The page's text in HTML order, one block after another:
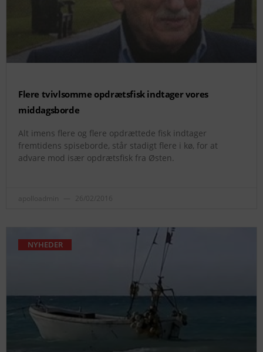
Flere tvivlsomme opdrætsfisk indtager vores
middagsborde
Alt imens flere og flere opdrættede fisk indtager
fremtidens spiseborde, står stadigt flere i kø, for at
advare mod især opdrætsfisk fra Østen.
apolloadmin 26/02/2016
NYHEDER